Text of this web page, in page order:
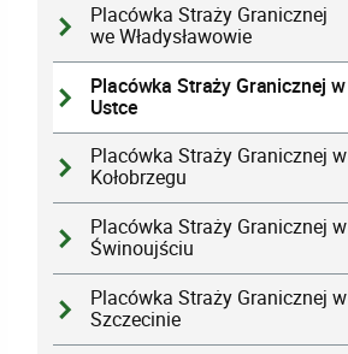
Placówka Straży Granicznej
we Władysławowie
Placówka Straży Granicznej w
Ustce
Placówka Straży Granicznej w
Kołobrzegu
Placówka Straży Granicznej w
Świnoujściu
Placówka Straży Granicznej w
Szczecinie